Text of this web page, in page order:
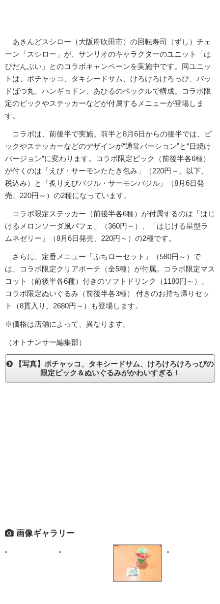
あきんどスシロー（大阪府吹田市）の回転寿司（ずし）チェ
ーン「スシロー」が、サンリオのキャラクターのユニット「は
ぴだんぶい」とのコラボキャンペーンを実施中です。同ユニッ
トは、ポチャッコ、タキシードサム、けろけろけろっぴ、バッ
ドばつ丸、ハンギョドン、あひるのペックルで構成。コラボ限
定のピックやステッカーなどが付属するメニューが登場しま
す。
コラボは、前後半で実施。前半と8月6日からの後半では、ピ
ックやステッカーなどのデザインが“通常バーション”と“日焼け
バージョン”に変わります。コラボ限定ピック（前後半各6種）
が付くのは「えび・サーモンたたき包み」（220円～、以下、
税込み）と「炙りえびバジル・サーモンバジル」（8月6日発
売、220円～）の2種になっています。
コラボ限定ステッカー（前後半各6種）が付属するのは「はじ
けるメロンソーダ風パフェ」（360円～）、「はじける星型ラ
ムネゼリー」（8月6日発売、220円～）の2種です。
さらに、定番メニュー「ぷちローセット」（580円～）で
は、コラボ限定クリアポーチ（全5種）が付属。コラボ限定マス
コット（前後半各6種）付きのソフトドリンク（1180円～）、
コラボ限定ぬいぐるみ（前後半各3種） 付きのお持ち帰りセッ
ト（8貫入り、2680円～）も登場します。
※価格は店舗によって、異なります。
（オトナンサー編集部）
【写真】ポチャッコ、タキシードサム、けろけろけろっぴの
限定ピック＆ぬいぐるみがかわいすぎる！
画像ギャラリー